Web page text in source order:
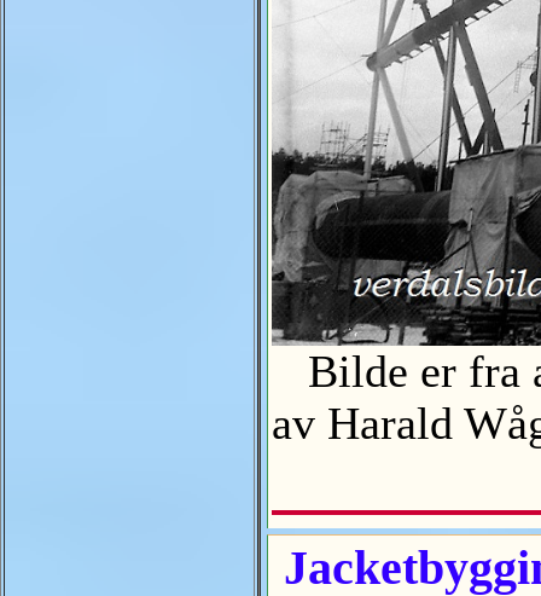
Bilde er fra
av Harald